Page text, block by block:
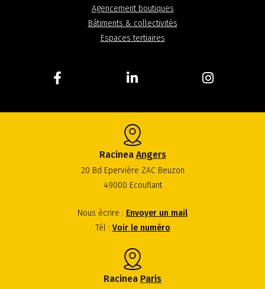
Agencement boutiques
Bâtiments & collectivités
Espaces tertiaires
Racinea Angers
20 Bd Epervière ZAC Beuzon
49000 Ecouflant
Nous écrire : Envoyer un mail
Tél : Voir le numéro
Racinea Paris